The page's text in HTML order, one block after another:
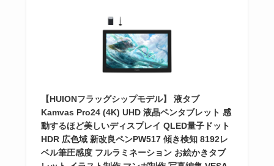
【HUIONフラッグシップモデル】 液タブ
Kamvas Pro24 (4K) UHD 液晶ペンタブレット 感
動するほど美しいディスプレイ QLED量子ドット
HDR 広色域 新改良ペンPW517 傾き検知 8192レ
ベル筆圧感度 フルラミネーション お絵かきタブ